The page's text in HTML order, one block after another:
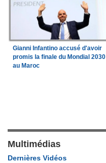
Gianni Infantino accusé d'avoir
promis la finale du Mondial 2030
au Maroc
Multimédias
Dernières Vidéos